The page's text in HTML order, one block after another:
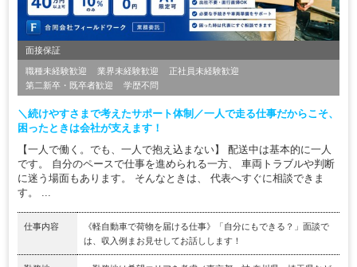
面接保証
職種未経験歓迎 業界未経験歓迎
正社員未経験歓迎
第二新卒・既卒者歓迎
学歴不問
＼続けやすさまで考えたサポート体制／一人で走る仕事だからこそ、
困ったときは会社が支えます！
【一人で働く。でも、一人で抱え込まない】 配送中は基本的に一人
です。 自分のペースで仕事を進められる一方、 車両トラブルや判断
に迷う場面もあります。 そんなときは、 代表へすぐに相談できま
す。 ...
仕事内容
《軽自動車で荷物を届ける仕事》「自分にもできる？」面談で
は、収入例まお見せしてお話しします！